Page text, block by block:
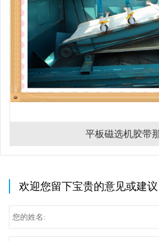
平板磁选机胶带
欢迎您留下宝贵的意见或建议